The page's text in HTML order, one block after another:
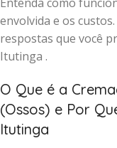
envolvida e os
respostas que você
Itutinga .
O Que é a
(Ossos) e Por
Itutinga